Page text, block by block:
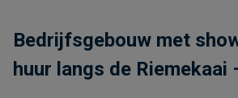
Bedrijfsgebouw met
huur langs de Riemekaai
TOESTAAN